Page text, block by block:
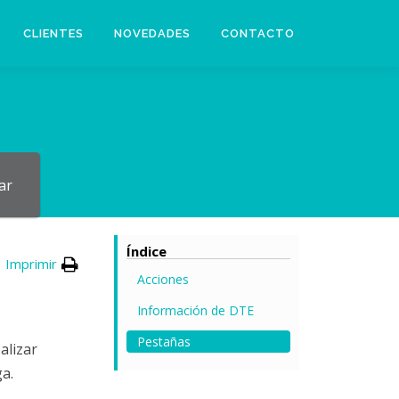
CLIENTES NOVEDADES CONTACTO
Imprimir
Índice
Acciones
Información de DTE
Pestañas